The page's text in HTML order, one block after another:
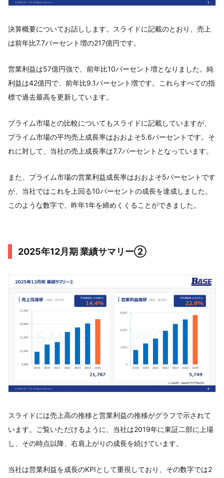
決算概要についてお話しします。スライドに記載のとおり、売上
は前年比7.7パーセント増の217億円です。
営業利益は57億円強で、前年比10パーセント増となりました。純
利益は42億円で、前年比9.1パーセント増です。これらすべての指
標で過去最高を更新しています。
プライム市場との比較についてもスライドに記載していますが、
プライム市場の平均売上成長率はおおよそ5.6パーセントです。そ
れに対して、当社の売上成長率は7.7パーセントとなっています。
また、プライム市場の営業利益成長率はおおよそ5パーセントです
が、当社ではこれを上回る10パーセントの成長を達成しました。
このような数字で、昨年1年を締めくくることができました。
2025年12月期 業績サマリー②
スライドには売上高の推移と営業利益の推移がグラフで示されて
います。ご覧いただけるように、当社は2019年に東証二部に上場
し、その時点以降、右肩上がりの成長を続けています。
当社は営業利益を成長のKPIとして重視しており、その数字では2